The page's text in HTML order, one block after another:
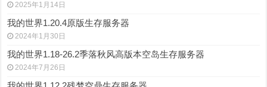
2025年1月14日
我的世界1.20.4原版生存服务器
2024年1月30日
我的世界1.18-26.2季落秋风高版本空岛生存服务器
2024年7月26日